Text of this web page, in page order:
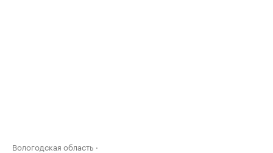
Вологодская область